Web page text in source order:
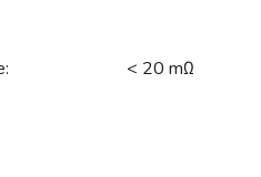
< 20 mΩ